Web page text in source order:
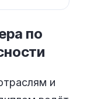
по
и